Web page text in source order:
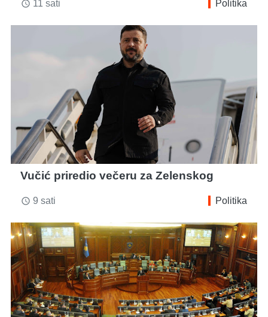
access_time 11 sati Politika
Vučić priredio večeru za Zelenskog
access_time 9 sati Politika